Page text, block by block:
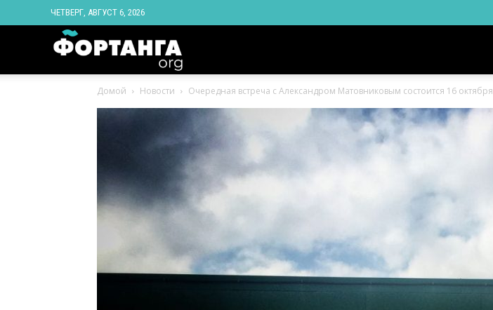
ЧЕТВЕРГ, АВГУСТ 6, 2026
Ингушетии
Фортанга
орг
Домой Новости Очередная встреча с Александром Матовниковым состоится 16 октября